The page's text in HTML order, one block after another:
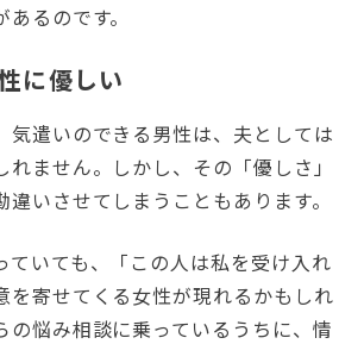
るのです。
に優しい
気遣いのできる男性は、夫としては
れません。しかし、その「優しさ」
いさせてしまうこともあります。
ていても、「この人は私を受け入れ
を寄せてくる女性が現れるかもしれ
の悩み相談に乗っているうちに、情